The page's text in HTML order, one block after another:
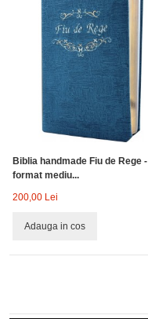
Biblia handmade Fiu de Rege -
format mediu...
200,00 Lei
Adauga in cos